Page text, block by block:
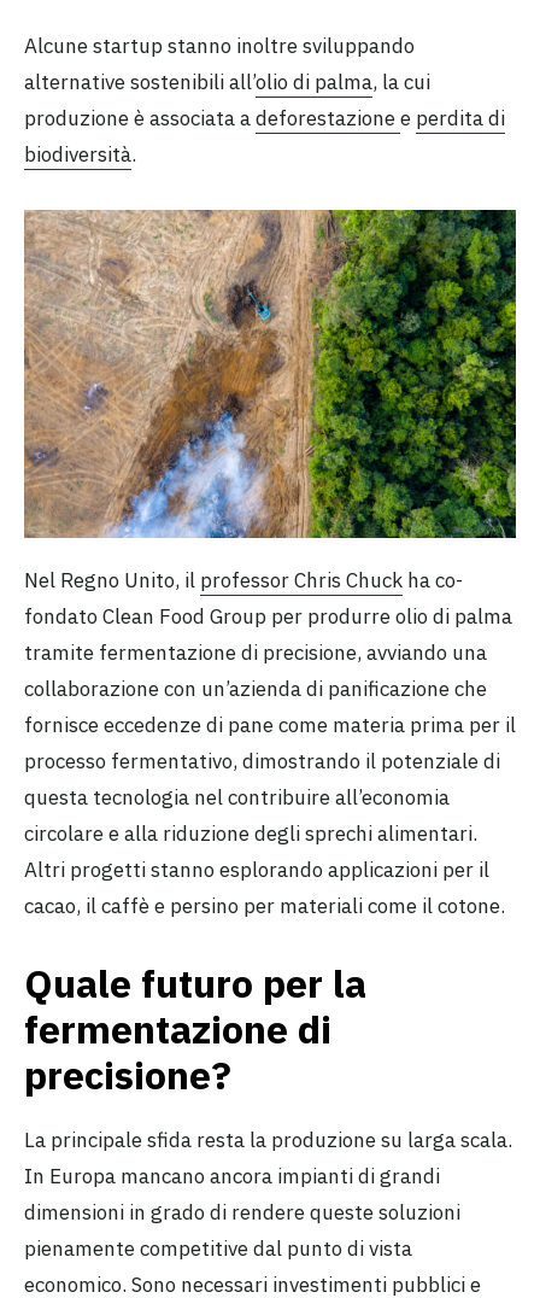
Alcune startup stanno inoltre sviluppando
alternative sostenibili all’olio di palma, la cui
produzione è associata adeforestazionee perdita di
biodiversità.
Nel Regno Unito, il professor Chris Chuck ha co-
fondato Clean Food Group per produrre olio di palma
tramite fermentazione di precisione, avviando una
collaborazione con un’azienda di panificazione che
fornisce eccedenze di pane come materia prima per il
processo fermentativo, dimostrando il potenziale di
questa tecnologia nel contribuire all’economia
circolare e alla riduzione degli sprechi alimentari.
Altri progetti stanno esplorando applicazioni per il
cacao, il caffè e persino per materiali come il cotone.
Quale futuro per la
fermentazione di
precisione?
La principale sfida resta la produzione su larga scala.
In Europa mancano ancora impianti di grandi
dimensioni in grado di rendere queste soluzioni
pienamente competitive dal punto di vista
economico. Sono necessari investimenti pubblici e